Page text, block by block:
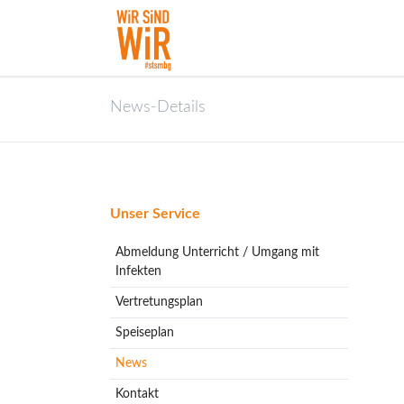
News-Details
Navigation
Unser Service
Abmeldung Unterricht / Umgang mit
Infekten
Vertretungsplan
Speiseplan
News
Kontakt